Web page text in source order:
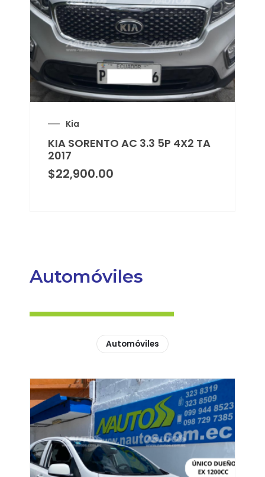
Kia
KIA SORENTO AC 3.3 5P 4X2 TA
2017
$22,900.00
Automóviles
Automóviles